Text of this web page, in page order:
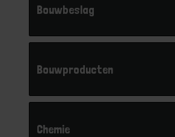
Bouwbeslag
Bouwproducten
Chemie